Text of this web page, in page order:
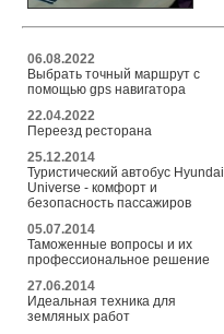
06.08.2022
Выбрать точный маршрут с
помощью gps навигатора
22.04.2022
Переезд ресторана
25.12.2014
Туристический автобус Hyundai
Universe - комфорт и
безопасность пассажиров
05.07.2014
Таможенные вопросы и их
профессиональное решение
27.06.2014
Идеальная техника для
земляных работ